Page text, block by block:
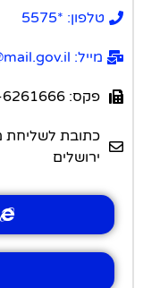
טלפון: *5575
מייל: moked1299@mail.gov.il
פקס: 08-6261666
ירושלים